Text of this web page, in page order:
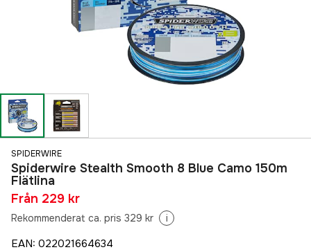
SPIDERWIRE
Spiderwire Stealth Smooth 8 Blue Camo 150m
Flätlina
Från 229 kr
Rekommenderat ca. pris 329 kr i
EAN: 022021664634